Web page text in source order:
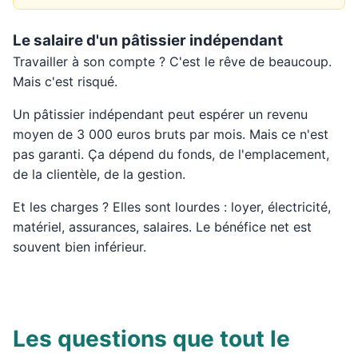
Le salaire d'un pâtissier indépendant
Travailler à son compte ? C'est le rêve de beaucoup.
Mais c'est risqué.
Un pâtissier indépendant peut espérer un revenu
moyen de 3 000 euros bruts par mois. Mais ce n'est
pas garanti. Ça dépend du fonds, de l'emplacement,
de la clientèle, de la gestion.
Et les charges ? Elles sont lourdes : loyer, électricité,
matériel, assurances, salaires. Le bénéfice net est
souvent bien inférieur.
Les questions que tout le